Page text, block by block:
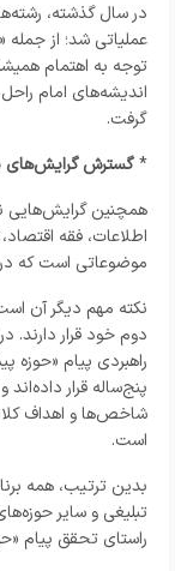
در سال گذشته،
عملیاتی شد؛ از جمله
توجه به اهتمام
اندیشه‌های امام
گرفت.
*گسترش گرایش‌های
همچنین گرایش‌هایی
اطلاعات، فقه
موضوعاتی است که
نکته مهم دیگر آن
دوم خود قرار دارند.
راهبردی پیام «حوزه
پنج‌ساله قرار
شاخص‌ها و اهداف
است.
بدین ترتیب، همه
تبلیغی و سایر
راستای تحقق پیام